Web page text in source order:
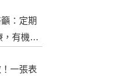
：定期
有機會
一張表